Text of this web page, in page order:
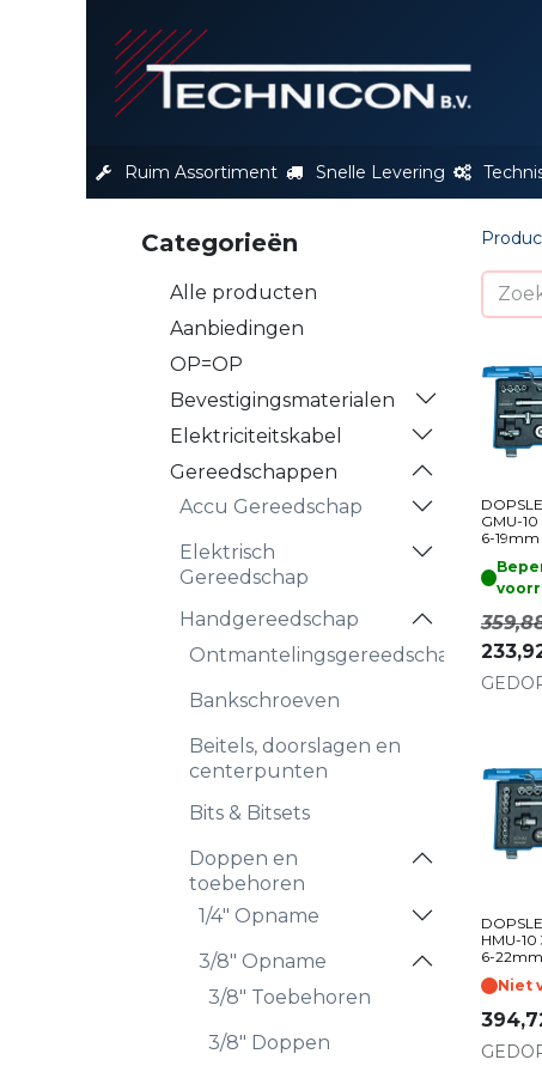
Ruim Assortiment Snelle Levering
Categorieën
Alle producten
Aanbiedingen
OP=OP
Bevestigingsmaterialen
Elektriciteitskabel
Gereedschappen
Accu Gereedschap
Elektrisch
Gereedschap
Handgereedschap
Ontmantelingsgereedschap
Bankschroeven
Beitels, doorslagen en
centerpunten
Bits & Bitsets
Doppen en
toebehoren
1/4" Opname
3/8" Opname
3/8" Toebehoren
3/8" Doppen
GMU-10
6-19mm
HMU-
6-
Niet